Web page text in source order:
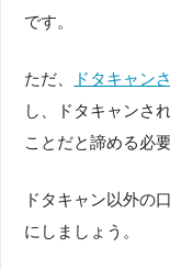
です。
ただ、 ドタキャン
し、ドタキャンさ
ことだと諦める必
ドタキャン以外の
にしましょう。